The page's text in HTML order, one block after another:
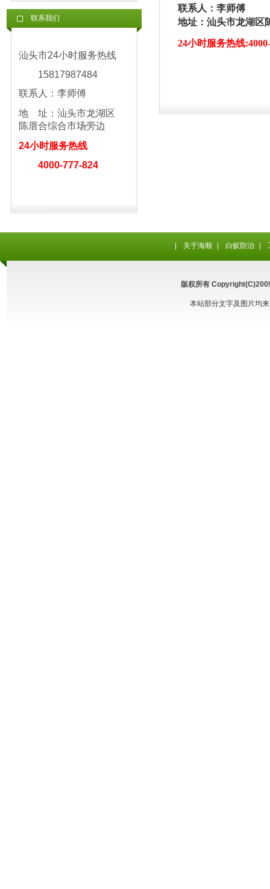
联系我们
汕头市24小时服务热线
15817987484
联系人：李师傅
地 址：汕头市龙湖区
陈厝合综合市场旁边
24小时服务热线
4000-777-824
联系人：李师傅
地址：汕头市龙湖区
24小时服务热线
关于海顺 白蚁防治
版权所有
本站部分文字及图片均